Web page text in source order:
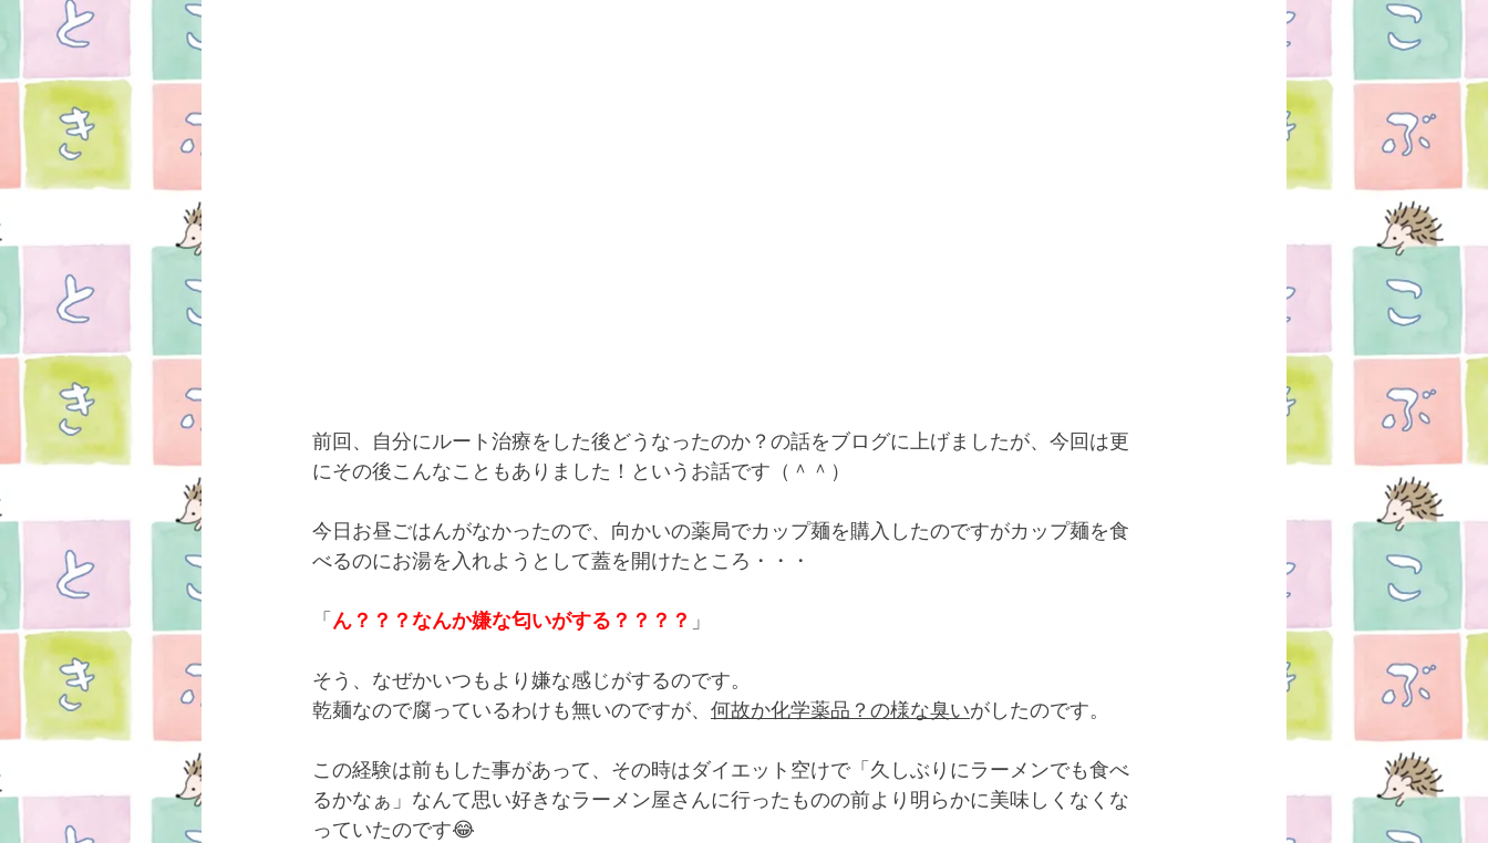
前回、自分にルート治療をした後どうなったのか？の話をブログに上げましたが、今回は更
にその後こんなこともありました！というお話です（＾＾）
今日お昼ごはんがなかったので、向かいの薬局でカップ麺を購入したのですがカップ麺を食
べるのにお湯を入れようとして蓋を開けたところ・・・
「 ん？？？なんか嫌な匂いがする？？？？ 」
そう、なぜかいつもより嫌な感じがするのです。
乾麺なので腐っているわけも無いのですが、 何故か化学薬品？の様な臭いがしたのです。
この経験は前もした事があって、その時はダイエット空けで「久しぶりにラーメンでも食べ
るかなぁ」なんて思い好きなラーメン屋さんに行ったものの前より明らかに美味しくなくな
っていたのです😂